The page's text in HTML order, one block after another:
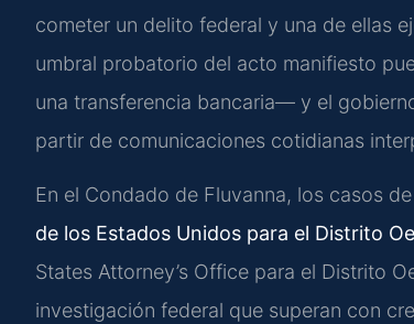
cometer un delito federal y una de ellas
umbral probatorio del acto manifiesto
una transferencia bancaria— y el
partir de comunicaciones cotidianas
En el Condado de Fluvanna, los casos
de los Estados Unidos para el Distrito
States Attorney’s Office para el Distrito
investigación federal que superan con